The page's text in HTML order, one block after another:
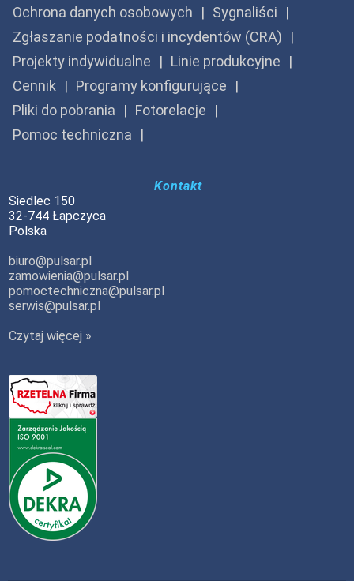
Ochrona danych osobowych
Sygnaliści
Zgłaszanie podatności i incydentów (CRA)
Projekty indywidualne
Linie produkcyjne
Cennik
Programy konfigurujące
Pliki do pobrania
Fotorelacje
Pomoc techniczna
Kontakt
Siedlec 150
32-744 Łapczyca
Polska
biuro@pulsar.pl
zamowienia@pulsar.pl
pomoctechniczna@pulsar.pl
serwis@pulsar.pl
Czytaj więcej »